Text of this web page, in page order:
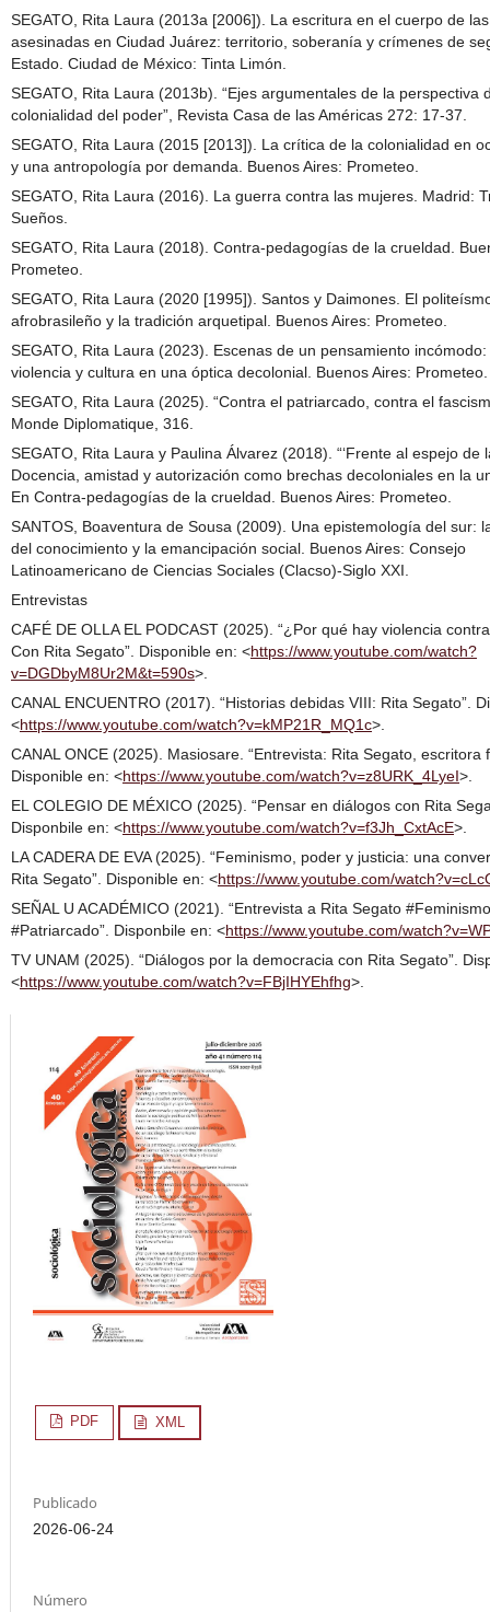
SEGATO, Rita Laura (2013a [2006]). La escritura en el cuerpo de
asesinadas en Ciudad Juárez: territorio, soberanía y crímenes de
Estado. Ciudad de México: Tinta Limón.
SEGATO, Rita Laura (2013b). “Ejes argumentales de la perspectiva
colonialidad del poder”, Revista Casa de las Américas 272: 17-37.
SEGATO, Rita Laura (2015 [2013]). La crítica de la colonialidad en
y una antropología por demanda. Buenos Aires: Prometeo.
SEGATO, Rita Laura (2016). La guerra contra las mujeres. Madrid:
Sueños.
SEGATO, Rita Laura (2018). Contra‑pedagogías de la crueldad.
Prometeo.
SEGATO, Rita Laura (2020 [1995]). Santos y Daimones. El
afrobrasileño y la tradición arquetipal. Buenos Aires: Prometeo.
SEGATO, Rita Laura (2023). Escenas de un pensamiento
violencia y cultura en una óptica decolonial. Buenos Aires: Prometeo.
SEGATO, Rita Laura (2025). “Contra el patriarcado, contra el
Monde Diplomatique, 316.
SEGATO, Rita Laura y Paulina Álvarez (2018). “‘Frente al espejo de
Docencia, amistad y autorización como brechas decoloniales en la
En Contra‑pedagogías de la crueldad. Buenos Aires: Prometeo.
SANTOS, Boaventura de Sousa (2009). Una epistemología del sur:
del conocimiento y la emancipación social. Buenos Aires: Consejo
Latinoamericano de Ciencias Sociales (Clacso)-Siglo XXI.
Entrevistas
CAFÉ DE OLLA EL PODCAST (2025). “¿Por qué hay violencia
Con Rita Segato”. Disponible en: <https://www.youtube.com/watch?
v=DGDbyM8Ur2M&t=590s>.
CANAL ENCUENTRO (2017). “Historias debidas VIII: Rita Segato”.
<https://www.youtube.com/watch?v=kMP21R_MQ1c>.
CANAL ONCE (2025). Masiosare. “Entrevista: Rita Segato, escritora
Disponible en: <https://www.youtube.com/watch?v=z8URK_4LyeI>.
EL COLEGIO DE MÉXICO (2025). “Pensar en diálogos con Rita
Disponbile en: <https://www.youtube.com/watch?v=f3Jh_CxtAcE>.
LA CADERA DE EVA (2025). “Feminismo, poder y justicia: una
Rita Segato”. Disponible en: <https://www.youtube.com/
SEÑAL U ACADÉMICO (2021). “Entrevista a Rita Segato #Feminismo
#Patriarcado”. Disponbile en: <https://www.youtube.com/
TV UNAM (2025). “Diálogos por la democracia con Rita Segato”.
<https://www.youtube.com/watch?v=FBjIHYEhfhg>.
PDF XML
Publicado
2026-06-24
Número